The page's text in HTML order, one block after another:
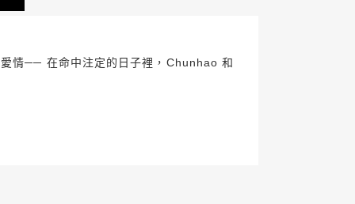
情── 在命中注定的日子裡，Chunhao 和